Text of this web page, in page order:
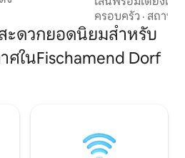
ยใหม่
เน็ตความเร็วสูง
ทีวีพร้อมเน็ตฟ
ครัวที่ทันสมัย
บิลเลียด ห้องครัว และห้องน้
ต่อรถไฟด่วนโดยต
สนามบินได้ใน 10
นาที ทำเลเงียบสงบ เป็นมิตรกับครอบครัว
และอยู่ติดกับอุทย
ครอบครัว · สถานที่
ะดวกยอดนิยมสำหรับ
ในFischamend Dorf